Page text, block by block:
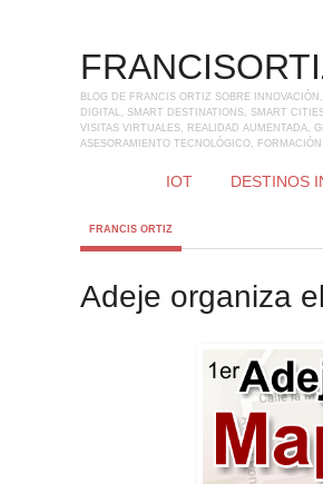
BLOG DE FRANCIS ORTIZ SOBRE
DIGITAL, SMART DESTINATIONS, SMART
VISITAS VIRTUALES, REALIDAD AUMENTADA,
ASESORAMIENTO TECNOLÓGICO, FORMACIÓN
IOT DESTINOS
FRANCIS ORTIZ
Adeje organiza